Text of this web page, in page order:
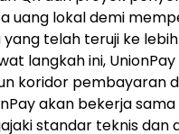
uang lokal demi
yang telah teruji ke
langkah ini,
koridor pembayaran
akan bekerja
standar teknis dan